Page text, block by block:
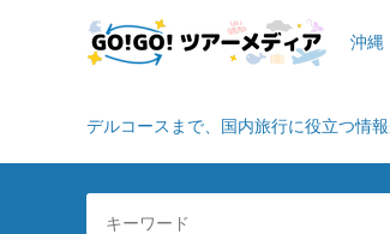
沖縄
デルコースまで、国内旅行に役立つ情